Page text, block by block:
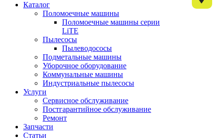
Каталог
Поломоечные машины
Поломоечные машины серии
LiTE
Пылесосы
Пылеводососы
Подметальные машины
Уборочное оборудование
Коммунальные машины
Индустриальные пылесосы
Услуги
Сервисное обслуживание
Постгарантийное обслуживание
Ремонт
Запчасти
Статьи